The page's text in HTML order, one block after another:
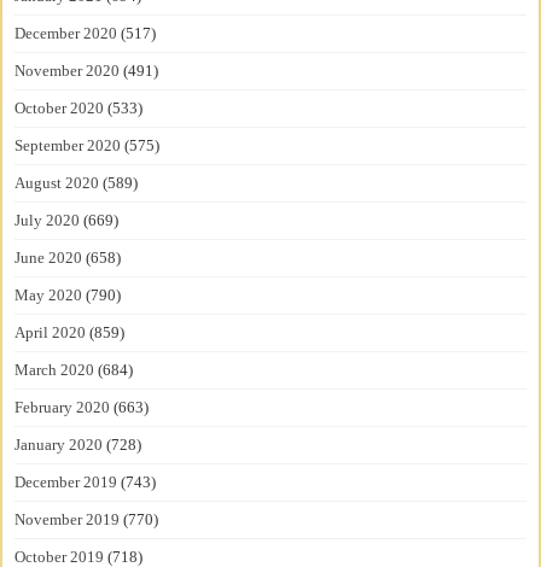
December 2020 (517)
November 2020 (491)
October 2020 (533)
September 2020 (575)
August 2020 (589)
July 2020 (669)
June 2020 (658)
May 2020 (790)
April 2020 (859)
March 2020 (684)
February 2020 (663)
January 2020 (728)
December 2019 (743)
November 2019 (770)
October 2019 (718)